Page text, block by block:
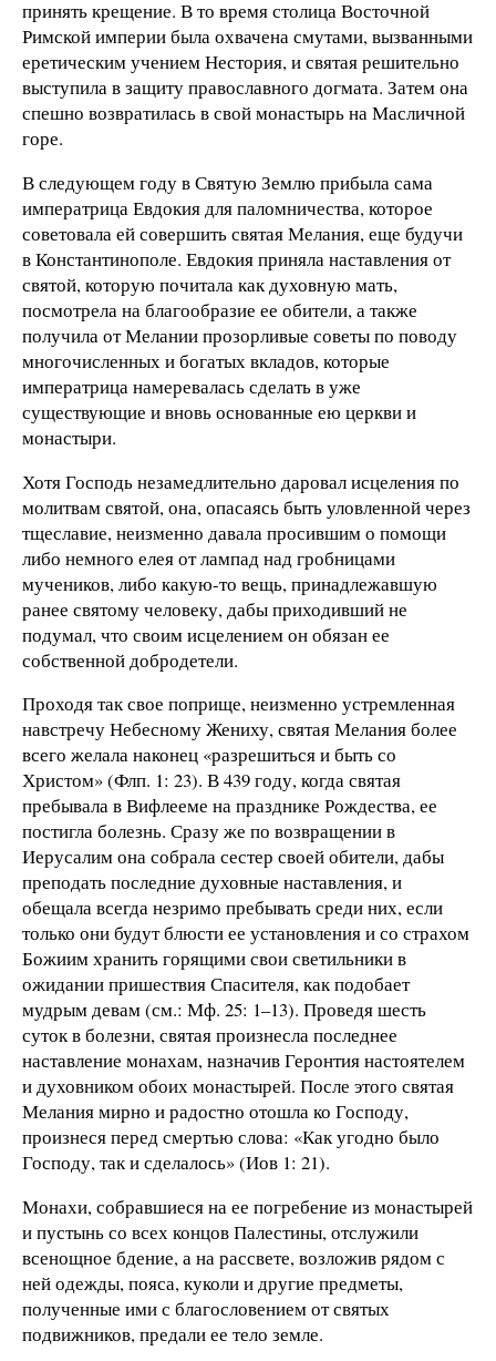
принять крещение. В то время столица Восточной
Римской империи была охвачена смутами, вызванными
еретическим учением Нестория, и святая решительно
выступила в защиту православного догмата. Затем она
спешно возвратилась в свой монастырь на Масличной
горе.
В следующем году в Святую Землю прибыла сама
императрица Евдокия для паломничества, которое
советовала ей совершить святая Мелания, еще будучи
в Константинополе. Евдокия приняла наставления от
святой, которую почитала как духовную мать,
посмотрела на благообразие ее обители, а также
получила от Мелании прозорливые советы по поводу
многочисленных и богатых вкладов, которые
императрица намеревалась сделать в уже
существующие и вновь основанные ею церкви и
монастыри.
Хотя Господь незамедлительно даровал исцеления по
молитвам святой, она, опасаясь быть уловленной через
тщеславие, неизменно давала просившим о помощи
либо немного елея от лампад над гробницами
мучеников, либо какую-то вещь, принадлежавшую
ранее святому человеку, дабы приходивший не
подумал, что своим исцелением он обязан ее
собственной добродетели.
Проходя так свое поприще, неизменно устремленная
навстречу Небесному Жениху, святая Мелания более
всего желала наконец «разрешиться и быть со
Христом» (Флп. 1: 23). В 439 году, когда святая
пребывала в Вифлееме на празднике Рождества, ее
постигла болезнь. Сразу же по возвращении в
Иерусалим она собрала сестер своей обители, дабы
преподать последние духовные наставления, и
обещала всегда незримо пребывать среди них, если
только они будут блюсти ее установления и со страхом
Божиим хранить горящими свои светильники в
ожидании пришествия Спасителя, как подобает
мудрым девам (см.: Мф. 25: 1–13). Проведя шесть
суток в болезни, святая произнесла последнее
наставление монахам, назначив Геронтия настоятелем
и духовником обоих монастырей. После этого святая
Мелания мирно и радостно отошла ко Господу,
произнеся перед смертью слова: «Как угодно было
Господу, так и сделалось» (Иов 1: 21).
Монахи, собравшиеся на ее погребение из монастырей
и пустынь со всех концов Палестины, отслужили
всенощное бдение, а на рассвете, возложив рядом с
ней одежды, пояса, куколи и другие предметы,
полученные ими с благословением от святых
подвижников, предали ее тело земле.